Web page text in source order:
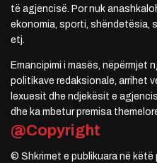
të agjencisë. Por nuk
ekonomia, sporti, shëndetësia,
etj.
Emancipimi i masës, nëpërmjet
politikave redaksionale, arrihet
lexuesit dhe ndjekësit e
dhe ka mbetur premisa
@Copyright
© Shkrimet e publikuara në